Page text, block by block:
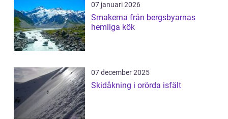
07 januari 2026
Smakerna från bergsbyarnas
hemliga kök
07 december 2025
Skidåkning i orörda isfält